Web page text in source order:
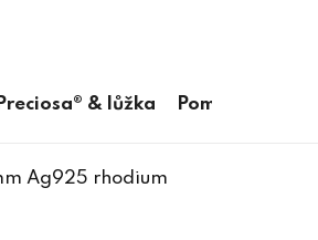
Preciosa® & lůžka Pomůcky
Ag925 rhodium